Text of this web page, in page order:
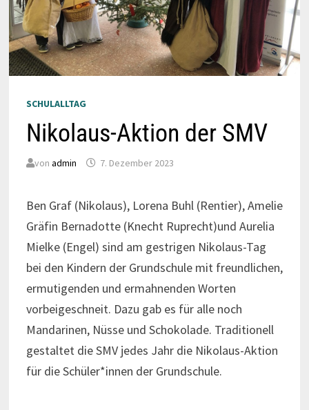
SCHULALLTAG
Nikolaus-Aktion der SMV
von admin 7. Dezember 2023
Ben Graf (Nikolaus), Lorena Buhl (Rentier), Amelie
Gräfin Bernadotte (Knecht Ruprecht)und Aurelia
Mielke (Engel) sind am gestrigen Nikolaus-Tag
bei den Kindern der Grundschule mit freundlichen,
ermutigenden und ermahnenden Worten
vorbeigeschneit. Dazu gab es für alle noch
Mandarinen, Nüsse und Schokolade. Traditionell
gestaltet die SMV jedes Jahr die Nikolaus-Aktion
für die Schüler*innen der Grundschule.